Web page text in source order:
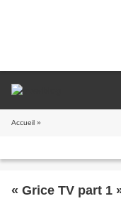
Accueil »
« Grice TV part 1